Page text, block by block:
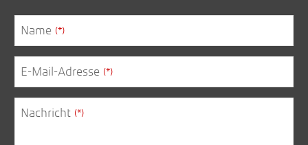
Name (*)
E-Mail-Adresse (*)
Nachricht (*)